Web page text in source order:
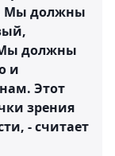
Мы должны
должны
и
Этот
зрения
- считает